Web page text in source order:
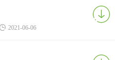
 2021-06-06